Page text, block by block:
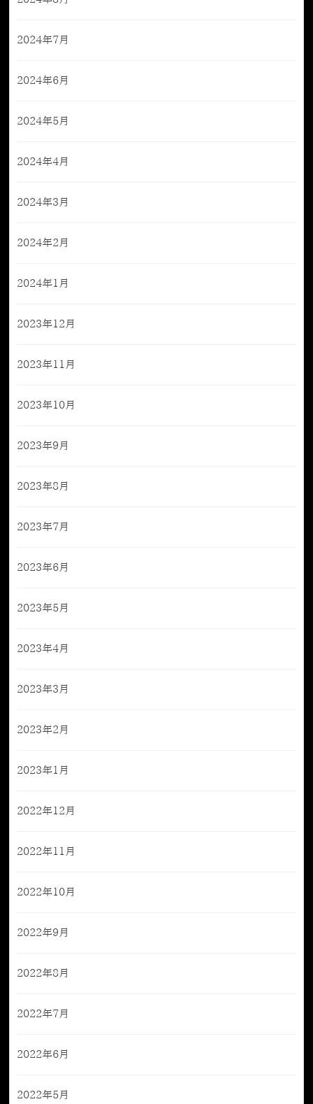
2024年7月
2024年6月
2024年5月
2024年4月
2024年3月
2024年2月
2024年1月
2023年12月
2023年11月
2023年10月
2023年9月
2023年8月
2023年7月
2023年6月
2023年5月
2023年4月
2023年3月
2023年2月
2023年1月
2022年12月
2022年11月
2022年10月
2022年9月
2022年8月
2022年7月
2022年6月
2022年5月